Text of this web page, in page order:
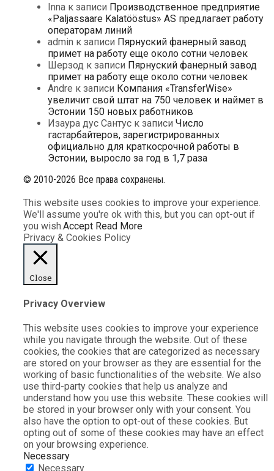
Inna к записи Производственное предприятие
«Paljassaare Kalatööstus» AS предлагает работу
операторам линий
admin к записи Пярнуский фанерный завод
примет на работу еще около сотни человек
Шерзод к записи Пярнуский фанерный завод
примет на работу еще около сотни человек
Andre к записи Компания «TransferWise»
увеличит свой штат на 750 человек и наймет в
Эстонии 150 новых работников
Изаура дус Сантус к записи Число
гастарбайтеров, зарегистрированных
официально для краткосрочной работы в
Эстонии, выросло за год в 1,7 раза
© 2010-2026 Все права сохранены.
This website uses cookies to improve your experience.
We'll assume you're ok with this, but you can opt-out if
you wish.Accept Read More
Privacy & Cookies Policy
Close
Privacy Overview
This website uses cookies to improve your experience
while you navigate through the website. Out of these
cookies, the cookies that are categorized as necessary
are stored on your browser as they are essential for the
working of basic functionalities of the website. We also
use third-party cookies that help us analyze and
understand how you use this website. These cookies will
be stored in your browser only with your consent. You
also have the option to opt-out of these cookies. But
opting out of some of these cookies may have an effect
on your browsing experience.
Necessary
Necessary